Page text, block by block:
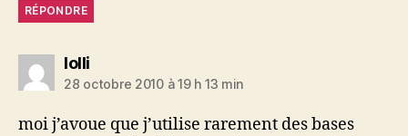
RÉPONDRE
lollidit :
28 octobre 2010 à 19 h 13 min
moi j’avoue que j’utilise rarement des bases